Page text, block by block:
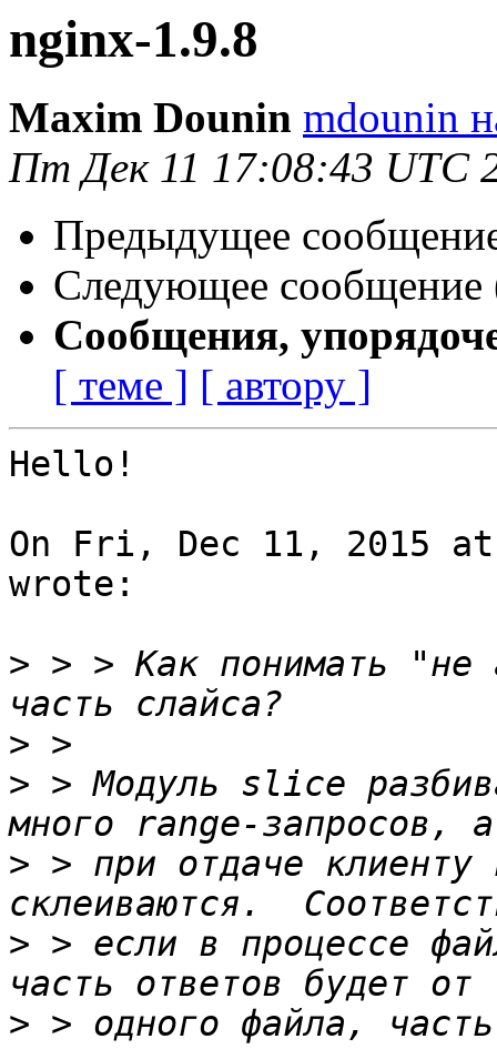
nginx-1.9.8
Maxim Dounin mdounin
Пт Дек 11 17:08:43 UTC
Предыдущее
Следующее сообщение
Сообщения,
[ теме ] [ автору ]
Hello!
On Fri, Dec 11, 2015 at
wrote:
> > > Как понимать "не
>
> > Модуль slice
> > при отдаче клиенту
> > если в процессе
> > одного файла,